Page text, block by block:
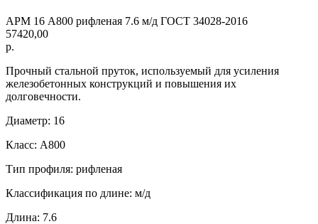
АРМ 16 А800 рифленая 7.6 м/д ГОСТ 34028-2016
57420,00
р.
Прочный стальной пруток, используемый для усиления
железобетонных конструкций и повышения их
долговечности.
Диаметр: 16
Класс: А800
Тип профиля: рифленая
Классификация по длине: м/д
Длина: 7.6